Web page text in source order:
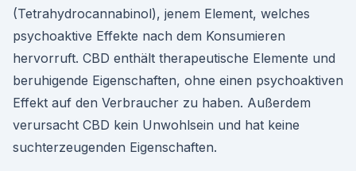
(Tetrahydrocannabinol), jenem Element, welches
psychoaktive Effekte nach dem Konsumieren
hervorruft. CBD enthält therapeutische Elemente und
beruhigende Eigenschaften, ohne einen psychoaktiven
Effekt auf den Verbraucher zu haben. Außerdem
verursacht CBD kein Unwohlsein und hat keine
suchterzeugenden Eigenschaften.